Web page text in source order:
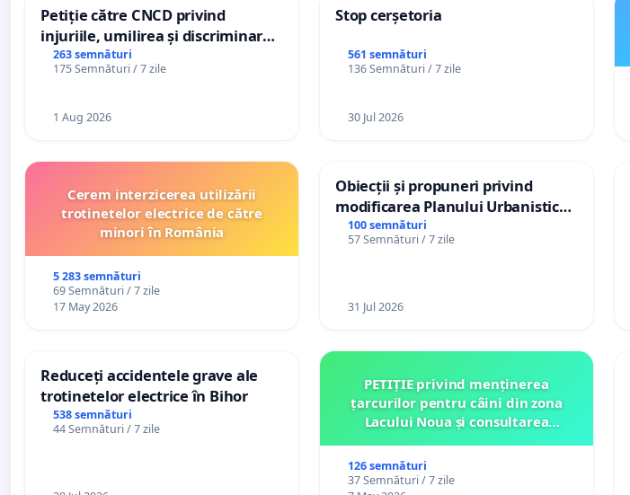
Petiție către CNCD privind
injuriile, umilirea și discriminarea
persoanelor cu dizabilități de
către utilizatorul TikTok „Gorici”
263 semnături
175 Semnături / 7 zile
1 Aug 2026
Stop cerșetoria
561 semnături
136 Semnături / 7 zile
30 Jul 2026
Cerem interzicerea utilizării
trotinetelor electrice de către
minori în România
5 283 semnături
69 Semnături / 7 zile
17 May 2026
Obiecții și propuneri privind
modificarea Planului Urbanistic
General al orașului Ialoveni
100 semnături
57 Semnături / 7 zile
31 Jul 2026
Reduceți accidentele grave ale
trotinetelor electrice în Bihor
538 semnături
44 Semnături / 7 zile
PETIȚIE privind menținerea
țarcurilor pentru câini din zona
Lacului Noua și consultarea
126 semnături
37 Semnături / 7 zile